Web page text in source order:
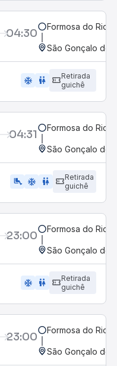
04:30 Formosa do Rio
São Gonçalo do
ac_unit wc
Retirada
guichê
04:31 Formosa do Rio
São Gonçalo do
airline_seat_legroom_extra ac_unit wc
Retirada
guichê
23:00 Formosa do Rio
São Gonçalo do
ac_unit wc
Retirada
guichê
23:00 Formosa do Rio
São Gonçalo do